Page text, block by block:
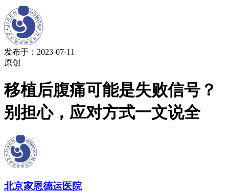
发布于：2023-07-11
原创
移植后腹痛可能是失败信号？
别担心，应对方式一文说全
北京家恩德运医院